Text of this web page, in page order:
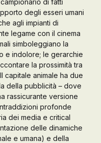
Registrazione
un account
di fatti
degli esseri umani
agli impianti di
legame con il cinema
simboleggiano la
e indolore; le gerarchie
la prossimità tra
capitale animale ha due
della pubblicità – dove
rassicurante versione
profonde
dei media e critical
delle dinamiche
e umana) e della